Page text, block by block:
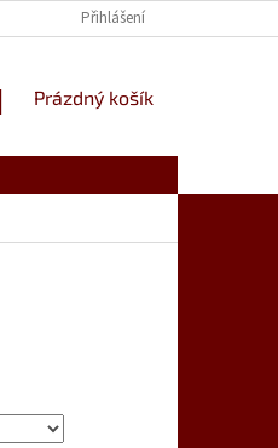
REKLAMACE, VRÁCENÍ ZBOŽÍ
Přihlášení
NÁKUPNÍ
Prázdný košík